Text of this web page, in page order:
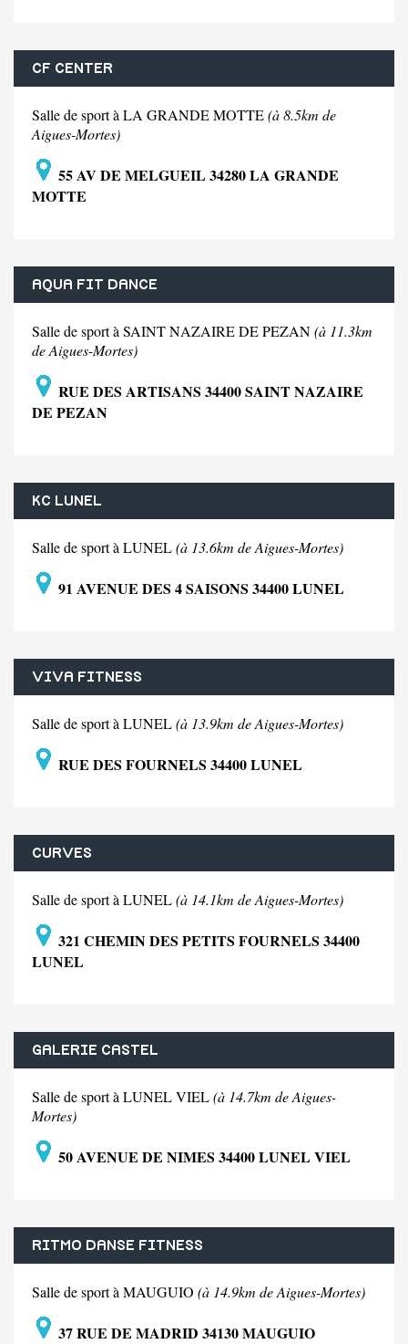
CF CENTER
Salle de sport à LA GRANDE MOTTE(à 8.5km de
Aigues-Mortes)
55 AV DE MELGUEIL 34280 LA GRANDE
MOTTE
AQUA FIT DANCE
Salle de sport à SAINT NAZAIRE DE PEZAN(à 11.3km
de Aigues-Mortes)
RUE DES ARTISANS 34400 SAINT NAZAIRE
DE PEZAN
KC LUNEL
Salle de sport à LUNEL(à 13.6km de Aigues-Mortes)
91 AVENUE DES 4 SAISONS 34400 LUNEL
VIVA FITNESS
Salle de sport à LUNEL(à 13.9km de Aigues-Mortes)
RUE DES FOURNELS 34400 LUNEL
CURVES
Salle de sport à LUNEL(à 14.1km de Aigues-Mortes)
321 CHEMIN DES PETITS FOURNELS 34400
LUNEL
GALERIE CASTEL
Salle de sport à LUNEL VIEL(à 14.7km de Aigues-
Mortes)
50 AVENUE DE NIMES 34400 LUNEL VIEL
RITMO DANSE FITNESS
Salle de sport à MAUGUIO (à 14.9km de Aigues-Mortes)
37 RUE DE MADRID 34130 MAUGUIO